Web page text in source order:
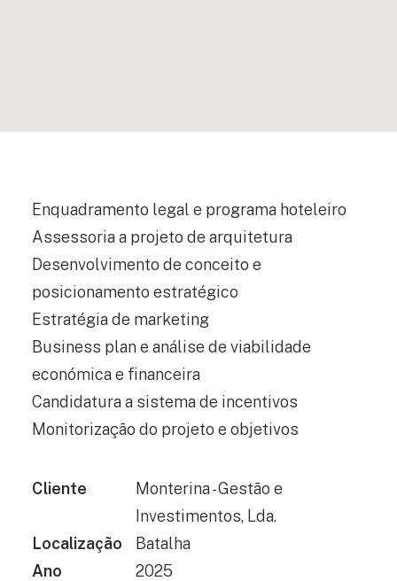
Enquadramento legal e programa hoteleiro
Assessoria a projeto de arquitetura
Desenvolvimento de conceito e
posicionamento estratégico
Estratégia de marketing
Business plan e análise de viabilidade
económica e financeira
Candidatura a sistema de incentivos
Monitorização do projeto e objetivos
Cliente
Monterina - Gestão e
Investimentos, Lda.
Localização
Batalha
Ano
2025